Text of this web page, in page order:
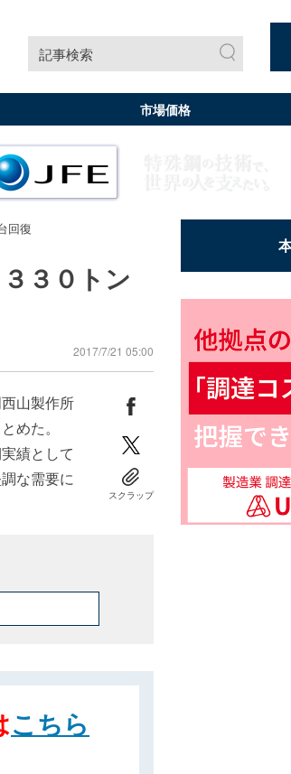
記事検索
市場価格
回復
３０トン
2017/7/21 05:00
山製作所
とめた。
績として
な需要に
スクラップ
こちら